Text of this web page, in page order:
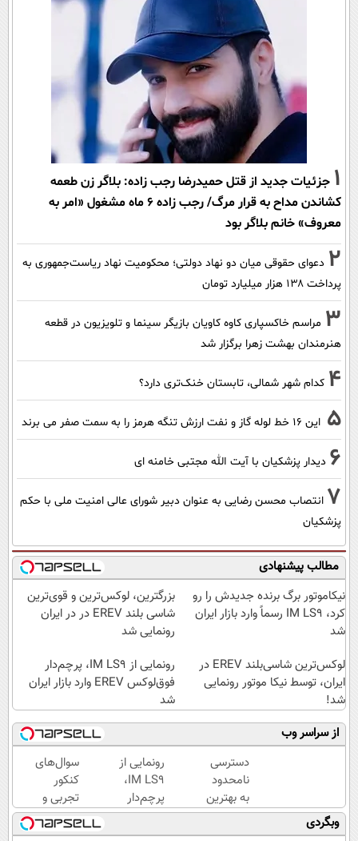
1 جزئیات جدید از قتل حمیدرضا رجب زاده: بلاگر زن طعمه
کشاندن مداح به قرار مرگ/ رجب زاده 6 ماه مشغول «امر به
معروف» خانم بلاگر بود
2 دعوای حقوقی میان دو نهاد دولتی؛ محکومیت نهاد ریاست‌جمهوری به
پرداخت ۱۳۸ هزار میلیارد تومان
3 مراسم خاکسپاری کاوه کاویان بازیگر سینما و تلویزیون در قطعه
هنرمندان بهشت زهرا برگزار شد
4 کدام شهر شمالی، تابستان خنک‌تری دارد؟
5 این 16 خط لوله گاز و نفت ارزش تنگه هرمز را به سمت صفر می برند
6 دیدار پزشکیان با آیت الله مجتبی خامنه ای
7 انتصاب محسن رضایی به عنوان دبیر شورای عالی امنیت ملی با حکم
پزشکیان
مطالب پیشنهادی
نیکاموتور برگ برنده جدیدش را رو
کرد، IM LS9 رسماً وارد بازار ایران
شد
بزرگترین، لوکس‌ترین و قوی‌ترین
شاسی بلند EREV در در ایران
رونمایی شد
لوکس‌ترین شاسی‌بلند EREV در
ایران، توسط نیکا موتور رونمایی
شد!
رونمایی از IM LS9، پرچم‌دار
فوق‌لوکس EREV وارد بازار ایران
شد
از سراسر وب
دسترسی
نامحدود
به بهترین
آموزش‌ها
تا روز
رونمایی از
IM LS9،
پرچم‌دار
فوق‌لوکس
EREV
سوال‌های
کنکور
تجربی و
ریاضی در
پکیج ماز
وبگردی